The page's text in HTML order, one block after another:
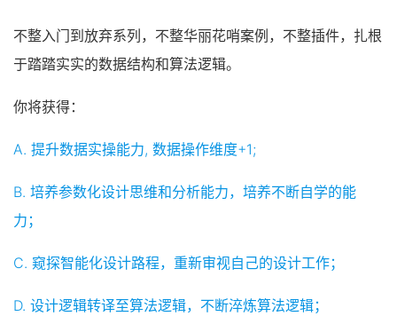
不整入门到放弃系列，不整华丽花哨案例，不整插件，扎根
于踏踏实实的数据结构和算法逻辑。
你将获得：
A. 提升数据实操能力, 数据操作维度+1;
B. 培养参数化设计思维和分析能力，培养不断自学的能
力；
C. 窥探智能化设计路程，重新审视自己的设计工作；
D. 设计逻辑转译至算法逻辑，不断淬炼算法逻辑；